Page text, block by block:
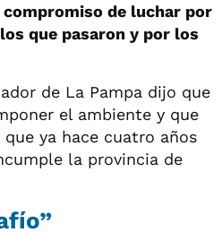
de luchar por
que pasaron y por los
de La Pampa dijo que
el ambiente y que
ya hace cuatro años
la provincia de